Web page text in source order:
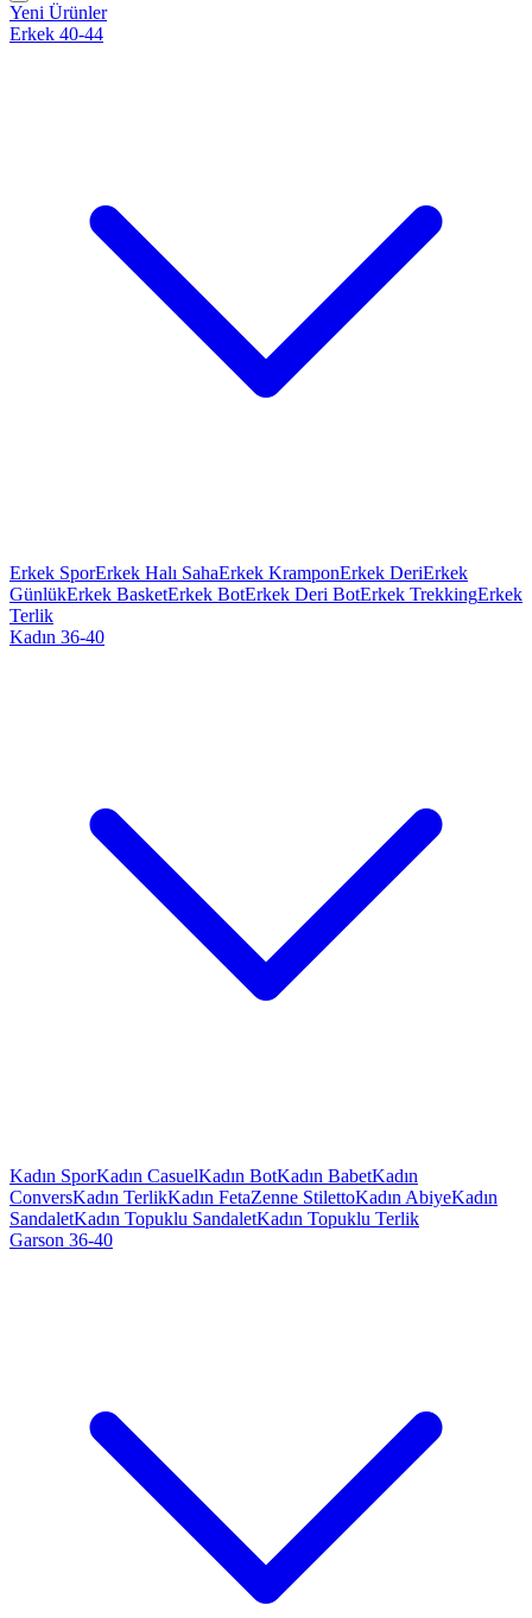
Yeni Ürünler
Erkek 40-44
Erkek SporErkek Halı SahaErkek KramponErkek DeriErkek
GünlükErkek BasketErkek BotErkek Deri BotErkek TrekkingErkek
Terlik
Kadın 36-40
Kadın SporKadın CasuelKadın BotKadın BabetKadın
ConversKadın TerlikKadın FetaZenne StilettoKadın AbiyeKadın
SandaletKadın Topuklu SandaletKadın Topuklu Terlik
Garson 36-40